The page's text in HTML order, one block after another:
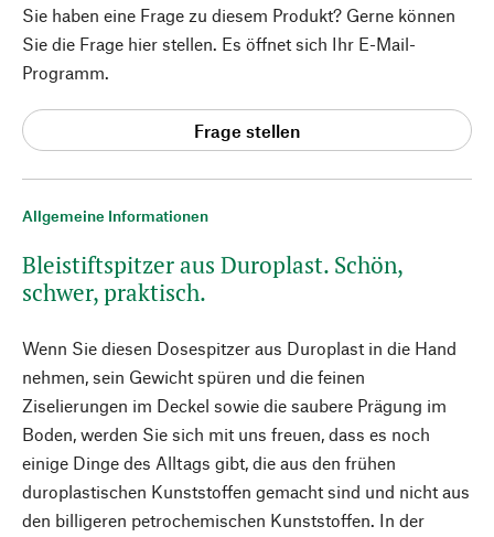
Allgemeine Informationen
Bleistiftspitzer aus Duroplast. Schön,
schwer, praktisch.
Wenn Sie diesen Dosespitzer aus Duroplast in die Hand
nehmen, sein Gewicht spüren und die feinen
Ziselierungen im Deckel sowie die saubere Prägung im
Boden, werden Sie sich mit uns freuen, dass es noch
einige Dinge des Alltags gibt, die aus den frühen
duroplastischen Kunststoffen gemacht sind und nicht aus
den billigeren petrochemischen Kunststoffen. In der
Sie haben eine Frage zu diesem Produkt? Gerne können
Sie die Frage hier stellen. Es öffnet sich Ihr E-Mail-
Programm.
Frage stellen